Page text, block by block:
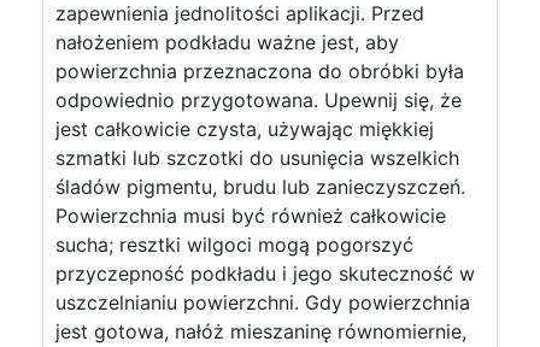
zapewnienia jednolitości aplikacji. Przed
nałożeniem podkładu ważne jest, aby
powierzchnia przeznaczona do obróbki była
odpowiednio przygotowana. Upewnij się, że
jest całkowicie czysta, używając miękkiej
szmatki lub szczotki do usunięcia wszelkich
śladów pigmentu, brudu lub zanieczyszczeń.
Powierzchnia musi być również całkowicie
sucha; resztki wilgoci mogą pogorszyć
przyczepność podkładu i jego skuteczność w
uszczelnianiu powierzchni. Gdy powierzchnia
jest gotowa, nałóż mieszaninę równomiernie,